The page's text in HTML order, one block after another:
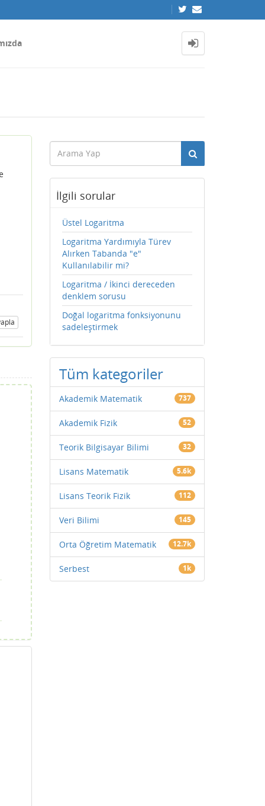
İlgili sorular
Üstel Logaritma
Logaritma Yardımıyla Türev
Alırken Tabanda "e"
Kullanılabilir mi?
Logaritma / İkinci dereceden
denklem sorusu
Doğal logaritma fonksiyonunu
sadeleştirmek
Tüm kategoriler
Akademik Matematik 737
Akademik Fizik 52
Teorik Bilgisayar Bilimi 32
Lisans Matematik 5.6k
Lisans Teorik Fizik 112
Veri Bilimi 145
Orta Öğretim Matematik 12.7k
Serbest 1k